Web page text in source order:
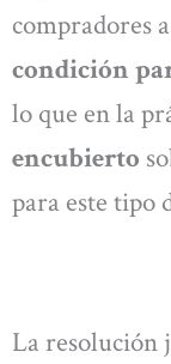
compradores
condición
lo que en la
encubierto
para este tipo
La resolución